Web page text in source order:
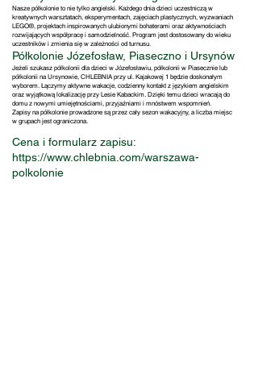
Nasze półkolonie to nie tylko angielski. Każdego dnia dzieci uczestniczą w
kreatywnych warsztatach, eksperymentach, zajęciach plastycznych, wyzwaniach
LEGO®, projektach inspirowanych ulubionymi bohaterami oraz aktywnościach
rozwijających współpracę i samodzielność. Program jest dostosowany do wieku
uczestników i zmienia się w zależności od turnusu.
Półkolonie Józefosław, Piaseczno i Ursynów
Jeżeli szukasz półkolonii dla dzieci w Józefosławiu, półkolonii w Piasecznie lub
półkolonii na Ursynowie, CHLEBNIA przy ul. Kajakowej 1 będzie doskonałym
wyborem. Łączymy aktywne wakacje, codzienny kontakt z językiem angielskim
oraz wyjątkową lokalizację przy Lesie Kabackim. Dzięki temu dzieci wracają do
domu z nowymi umiejętnościami, przyjaźniami i mnóstwem wspomnień.
Zapisy na półkolonie prowadzone są przez cały sezon wakacyjny, a liczba miejsc
w grupach jest ograniczona.
Cena i formularz zapisu:
https://www.chlebnia.com/warszawa-
polkolonie